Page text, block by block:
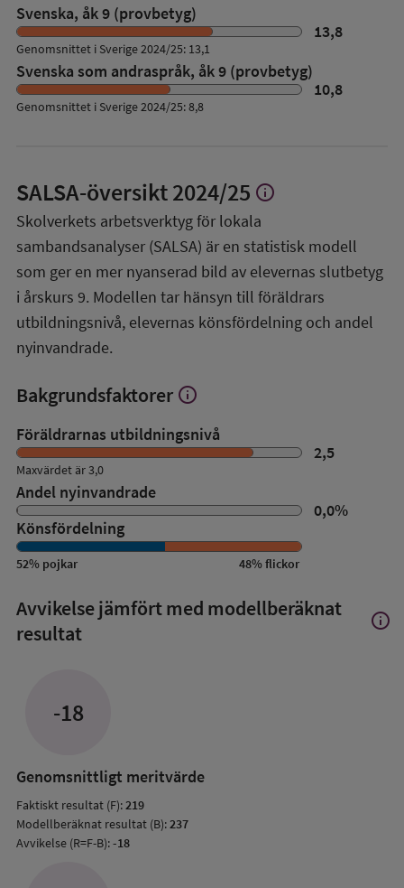
Svenska, åk 9 (provbetyg)
13,8
Genomsnittet i Sverige 2024/25: 13,1
Svenska som andraspråk, åk 9 (provbetyg)
10,8
Genomsnittet i Sverige 2024/25: 8,8
SALSA-översikt2024/25 Visa
om
SALSA-
översikt
info
Skolverkets arbetsverktyg för lokala
sambandsanalyser (SALSA) är en statistisk modell
som ger en mer nyanserad bild av elevernas slutbetyg
i årskurs 9. Modellen tar hänsyn till föräldrars
utbildningsnivå, elevernas könsfördelning och andel
nyinvandrade.
Bakgrundsfaktorer Visa
om
Bakgrundsfaktorer
info
Föräldrarnas utbildningsnivå
2,5
Maxvärdet är 3,0
Andel nyinvandrade
0,0%
Könsfördelning
52% pojkar 48%flickor
Avvikelse jämfört med modellberäknat
resultat
Visa
info
-18
Genomsnittligt meritvärde
Faktiskt resultat (F):219
Modellberäknat resultat (B):237
Avvikelse (R=F-B):-18